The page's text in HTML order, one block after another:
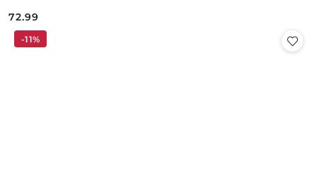
Cena:
72.99
-11%